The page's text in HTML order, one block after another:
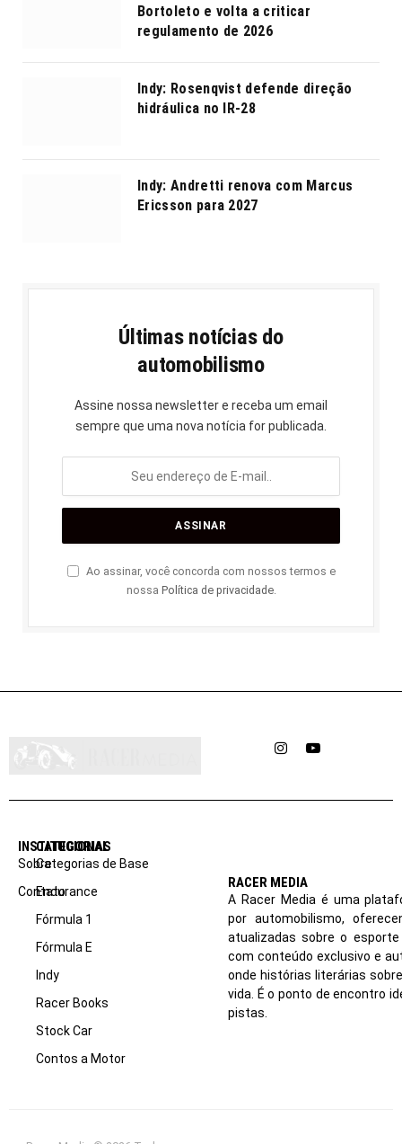
Bortoleto e volta a criticar
regulamento de 2026
Indy: Rosenqvist defende direção
hidráulica no IR-28
Indy: Andretti renova com Marcus
Ericsson para 2027
Últimas notícias do
automobilismo
Assine nossa newsletter e receba um email
sempre que uma nova notícia for publicada.
Ao assinar, você concorda com nossos termos e
nossa Política de privacidade.
InstagramYouTube
INSTITUCIONAL
Sobre
Contato
CATEGORIAS
Categorias de Base
Endurance
Fórmula 1
Fórmula E
Indy
Racer Books
Stock Car
Contos a Motor
RACER MEDIA
A Racer Media é uma
por automobilismo,
atualizadas sobre o
com conteúdo exclusivo e
onde histórias literárias
vida. É o ponto de encontro
pistas.